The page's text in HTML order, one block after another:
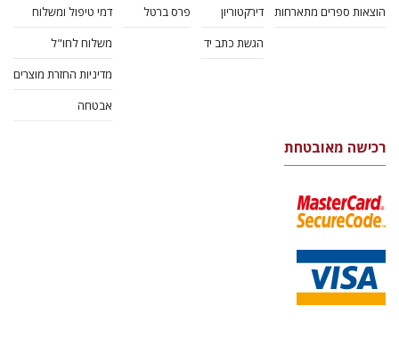
הוצאות ספרים מתארחות
דירקטוריון
הגשת כתב יד
פרס ברטל
דמי טיפול ומשלוח
משלוח לחו"ל
מדיניות החזרת מוצרים
אבטחה
רכישה מאובטחת